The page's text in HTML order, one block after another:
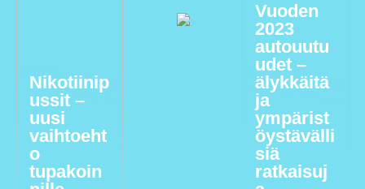
Nikotiinip
ussit –
uusi
vaihtoeht
o
tupakoin
Vuoden
2023
autouutu
udet –
älykkäitä
ja
ympärist
öystävälli
siä
ratkaisuj